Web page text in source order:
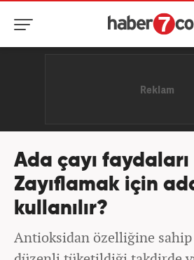
Ada çayı
Zayıflamak için
kullanılır?
Antioksidan özelliğine sahip